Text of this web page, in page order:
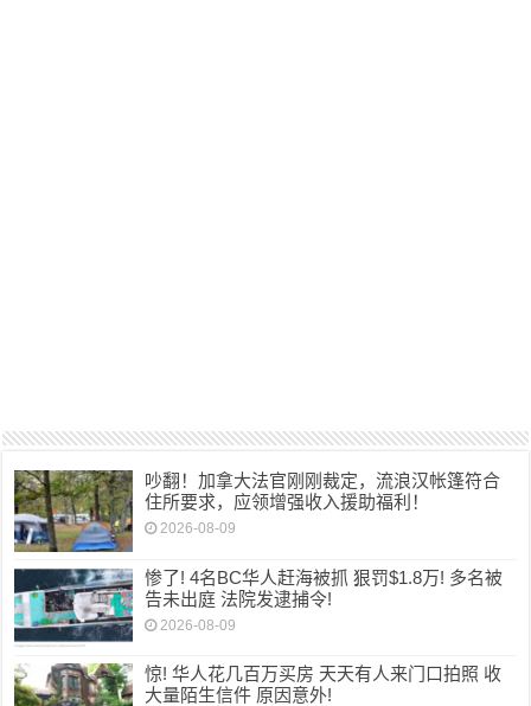
吵翻！加拿大法官刚刚裁定，流浪汉帐篷符合
住所要求，应领增强收入援助福利！
2026-08-09
惨了! 4名BC华人赶海被抓 狠罚$1.8万! 多名被
告未出庭 法院发逮捕令!
2026-08-09
惊! 华人花几百万买房 天天有人来门口拍照 收
大量陌生信件 原因意外!